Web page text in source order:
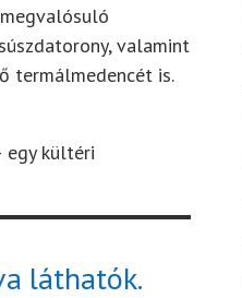
valamint
termálmedencét is.
egy kültéri
láthatók.